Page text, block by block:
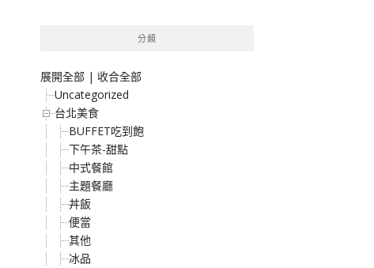
分類
展開全部 | 收合全部
Uncategorized
台北美食
BUFFET吃到飽
下午茶-甜點
中式餐館
主題餐廳
丼飯
便當
其他
冰品